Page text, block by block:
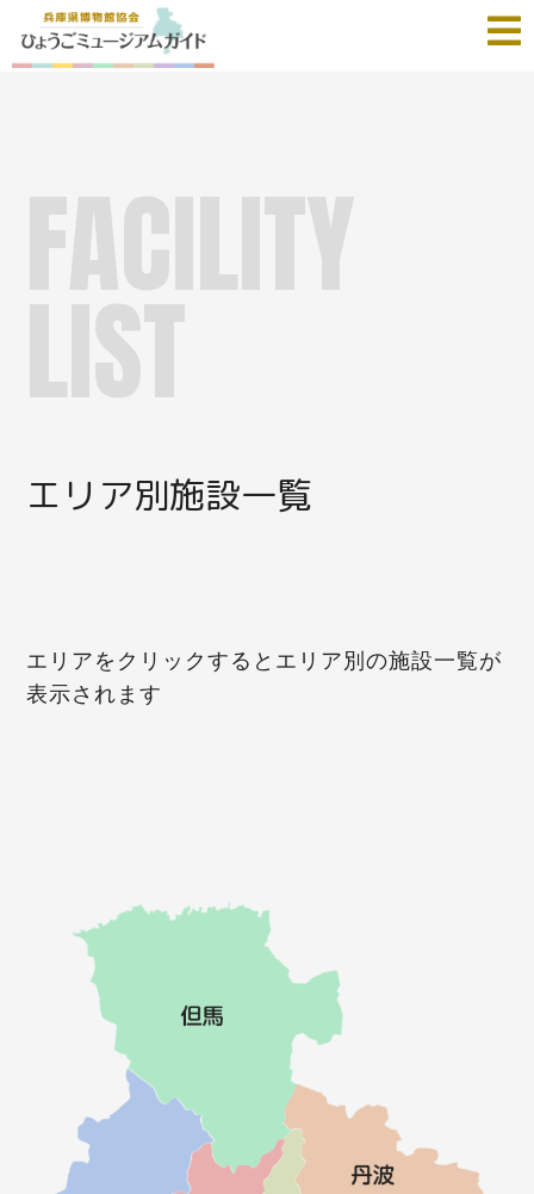
FACILITY
LIST
エリア別施設一覧
エリアをクリックするとエリア別の施設一覧が
表示されます